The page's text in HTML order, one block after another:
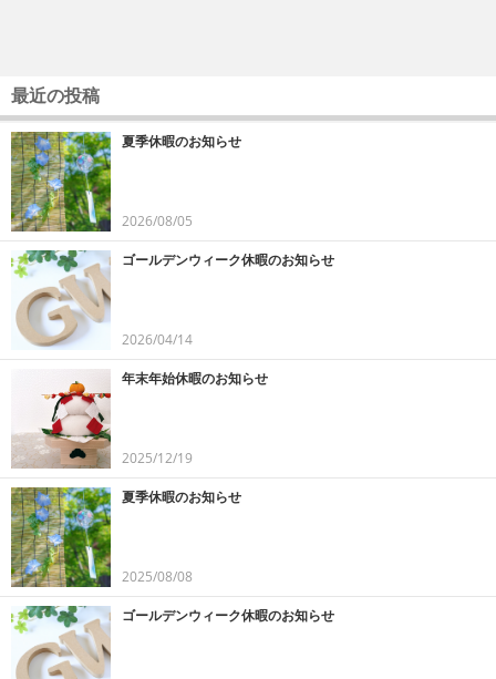
最近の投稿
夏季休暇のお知らせ
2026/08/05
ゴールデンウィーク休暇のお知らせ
2026/04/14
年末年始休暇のお知らせ
2025/12/19
夏季休暇のお知らせ
2025/08/08
ゴールデンウィーク休暇のお知らせ